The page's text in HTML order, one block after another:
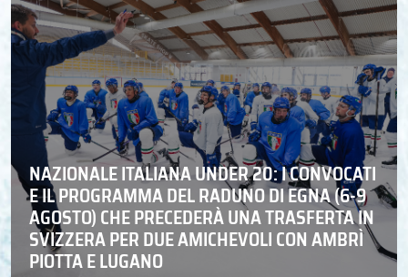
NAZIONALE ITALIANA UNDER 20: I CONVOCATI
E IL PROGRAMMA DEL RADUNO DI EGNA (6-9
AGOSTO) CHE PRECEDERÀ UNA TRASFERTA IN
SVIZZERA PER DUE AMICHEVOLI CON AMBRÌ
PIOTTA E LUGANO